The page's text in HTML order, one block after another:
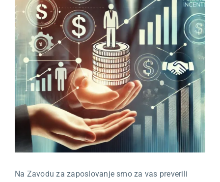
Kariera
O nas
Trgovina
Na Zavodu za zaposlovanje smo za vas preverili